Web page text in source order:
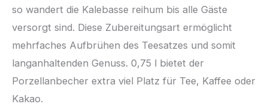
so wandert die Kalebasse reihum bis alle Gäste
versorgt sind. Diese Zubereitungsart ermöglicht
mehrfaches Aufbrühen des Teesatzes und somit
langanhaltenden Genuss. 0,75 l bietet der
Porzellanbecher extra viel Platz für Tee, Kaffee oder
Kakao.